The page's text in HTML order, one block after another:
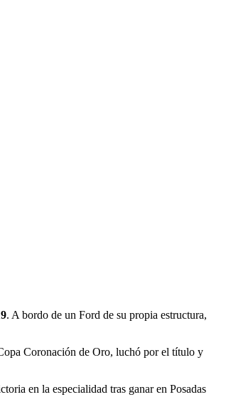
. A bordo de un Ford de su propia estructura,
Coronación de Oro, luchó por el título y
en la especialidad tras ganar en Posadas